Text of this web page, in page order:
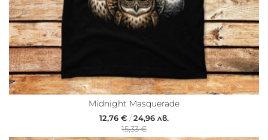
Midnight Masquerade
12,76 € /24,96 лв.
15,33 €